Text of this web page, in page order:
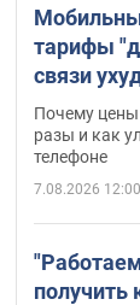
тарифы
связи
Почему
разы и как
телефоне
7.08.2026 12:00
получить